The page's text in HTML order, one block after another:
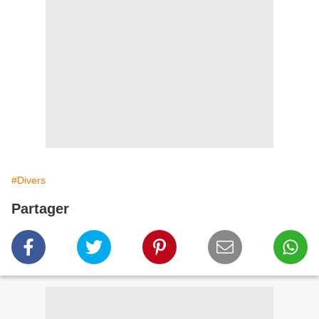
#Divers
Partager